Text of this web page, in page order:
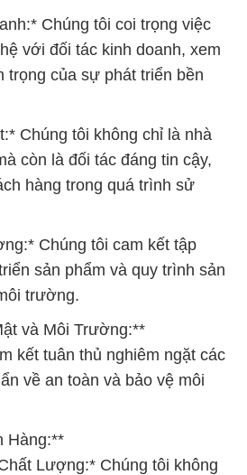
Chúng tôi coi trọng việc
với đối tác kinh doanh, xem
trọng của sự phát triển bền
Chúng tôi không chỉ là nhà
còn là đối tác đáng tin cậy,
hàng trong quá trình sử
Chúng tôi cam kết tập
sản phẩm và quy trình sản
trường.
và Môi Trường:**
kết tuân thủ nghiêm ngặt các
về an toàn và bảo vệ môi
Hàng:**
Lượng:* Chúng tôi không